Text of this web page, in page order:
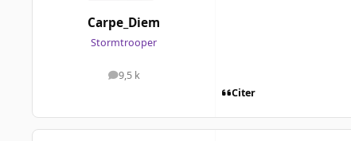
Carpe_Diem
Stormtrooper
9,5 k
messages
Citer